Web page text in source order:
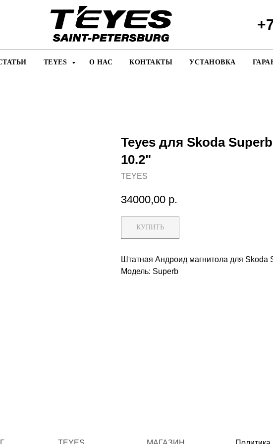
TEYES О НАС КОНТАКТЫ УСТАНОВКА
Teyes для Skoda
10.2"
TEYES
34000,00 р.
КУПИТЬ
Штатная Андроид магнитола для Skoda
Модель: Superb